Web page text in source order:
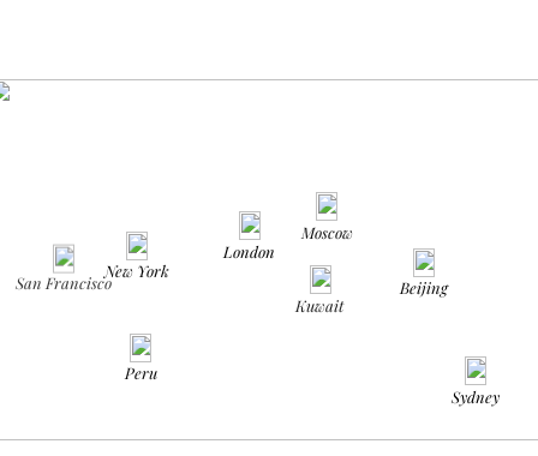
Moscow
New York
London
San Francisco
Kuwait
Peru
Beijing
Sydney